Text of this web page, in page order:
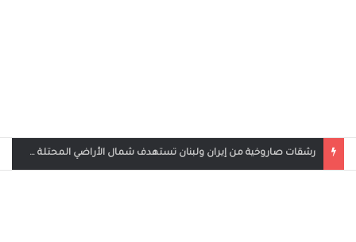
رشقات صاروخية من إيران ولبنان تستهدف شمال الأراضي المحتلة وحيفا